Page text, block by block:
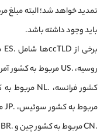
تمدید خواهد شد؛ البته مبلغ
باید وجود داشته باشد.
.CN مربوط به کشور چین و .BR مربوط به کشور برزیل هستند.